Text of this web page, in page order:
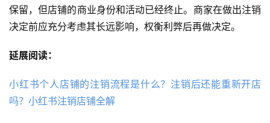
保留，但店铺的商业身份和活动已经终止。商家在做出注销
决定前应充分考虑其长远影响，权衡利弊后再做决定。
延展阅读：
小红书个人店铺的注销流程是什么？注销后还能重新开店
吗？小红书注销店铺全解